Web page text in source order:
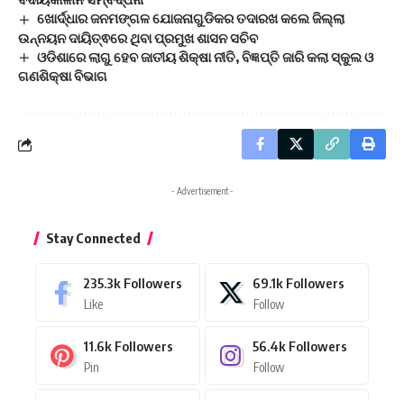
ଖୋର୍ଦ୍ଧାର ଜନମଙ୍ଗଳ ଯୋଜନାଗୁଡିକର ତଦାରଖ କଲେ ଜିଲ୍ଲା
ଉନ୍ନୟନ ଦାୟିତ୍ଵରେ ଥିବା ପ୍ରମୁଖ ଶାସନ ସଚିବ
ଓଡିଶାରେ ଲାଗୁ ହେବ ଜାତୀୟ ଶିକ୍ଷା ନୀତି, ବିଜ୍ଞପ୍ତି ଜାରି କଲା ସ୍କୁଲ ଓ
ଗଣଶିକ୍ଷା ବିଭାଗ
- Advertisement -
Stay Connected
235.3k Followers
Like
69.1k Followers
Follow
11.6k Followers
Pin
56.4k Followers
Follow